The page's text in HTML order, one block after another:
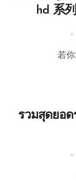
hd 系
若
รวมสุดยอด